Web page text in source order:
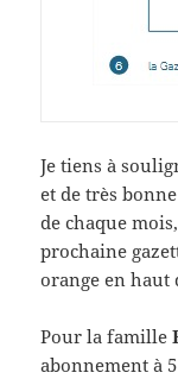
Je tiens à
et de très
de chaque
prochaine
orange en
Pour la famille
abonnement à